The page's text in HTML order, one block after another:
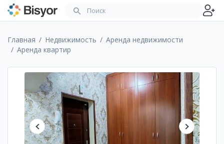
Главная Недвижимость
Аренда недвижимости
Аренда квартир